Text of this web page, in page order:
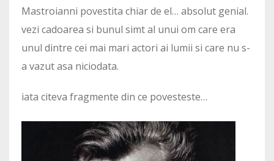
Mastroianni povestita chiar de el… absolut genial.
vezi cadoarea si bunul simt al unui om care era
unul dintre cei mai mari actori ai lumii si care nu s-
a vazut asa niciodata.
iata citeva fragmente din ce povesteste…